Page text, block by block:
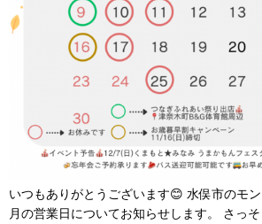
いつもありがとうございます😊 水俣市のモ
月の営業日についてお知らせします。 さっ